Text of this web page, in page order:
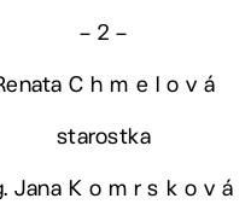
– 2 –
C h m e l o v á
starostka
Jana K o m r s k o v á